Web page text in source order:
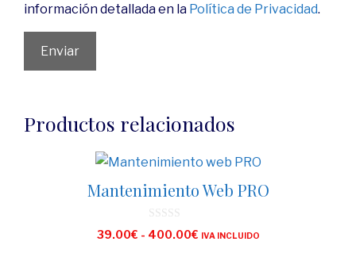
información detallada en la Política de Privacidad.
Productos relacionados
Mantenimiento Web PRO
0
d
39.00€ - 400.00€ IVA INCLUIDO